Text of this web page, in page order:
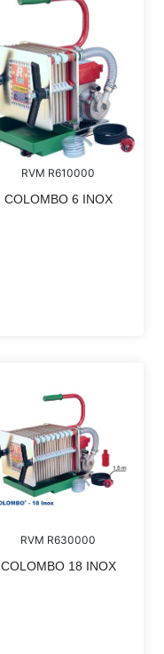
RVM R610000
COLOMBO 6 INOX
RVM R630000
COLOMBO 18 INOX